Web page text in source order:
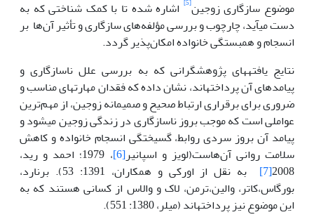
موضوع سازگاری زوجین[5]
اشاره ‌شده تا با کمک شناختی که به
دست می­آید، چارچوب و بررسی مؤلفه‌های­ سازگاری و تأثیر آن‌ها بر
انسجام و همبستگی خانواده امکان‌پذیر گردد.
نتایج یافته­های پژوهشگرانی که به بررسی علل ناسازگاری و
پیامدهای آن پرداخته­اند، نشان داده که فقدان مهارت­های مناسب و
ضروری برای برقراری ارتباط صحیح و صمیمانه زوجین، از مهم‌ترین
عواملی است که موجب بروز ناسازگاری در زندگی زوجین می­شود و
پیامد آن بروز سردی روابط، گسیختگی انسجام خانواده و کاهش
سلامت روانی آن‌هاست(لویز و اسپانیر[6]
، 1979؛ احمد و رید،
2008
[7]
به نقل از اورکی و همکاران، 1391: 53). برنارد،
بورگاس،کاتر، والین،ترمن، لاک و والاس از کسانی هستند که به
این موضوع نیز پرداخته­اند (میلر، 1380: 551).